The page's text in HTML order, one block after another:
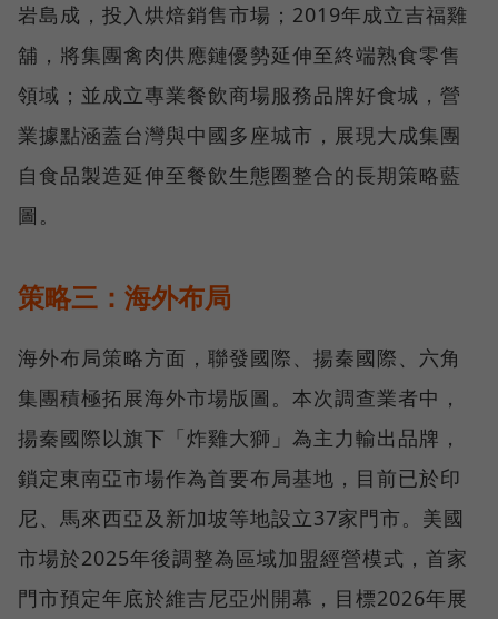
岩島成，投入烘焙銷售市場；2019年成立吉福雞
舖，將集團禽肉供應鏈優勢延伸至終端熟食零售
領域；並成立專業餐飲商場服務品牌好食城，營
業據點涵蓋台灣與中國多座城市，展現大成集團
自食品製造延伸至餐飲生態圈整合的長期策略藍
圖。
策略三：海外布局
海外布局策略方面，聯發國際、揚秦國際、六角
集團積極拓展海外市場版圖。本次調查業者中，
揚秦國際以旗下「炸雞大獅」為主力輸出品牌，
鎖定東南亞市場作為首要布局基地，目前已於印
尼、馬來西亞及新加坡等地設立37家門市。美國
市場於2025年後調整為區域加盟經營模式，首家
門市預定年底於維吉尼亞州開幕，目標2026年展